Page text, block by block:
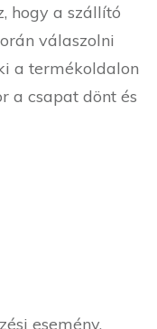
hogy a szállító
válaszolni
a termékoldalon
a csapat dönt és
esemény,